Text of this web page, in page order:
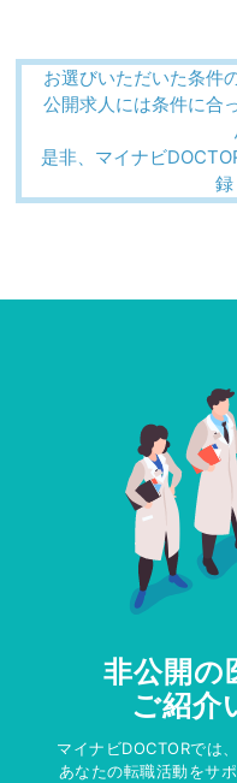
お選びいただいた条件
公開求人には条件に合
是非、マイナビ
録
非公開の
ご紹介
マイナビDOCTORでは
あなたの転職活動をサ